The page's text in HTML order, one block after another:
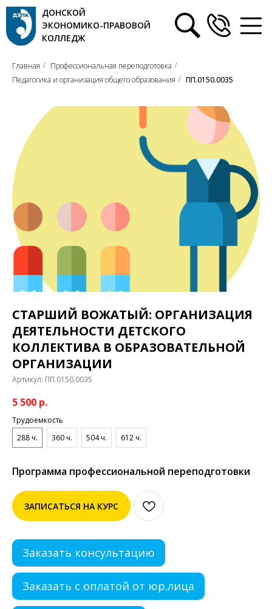
ДОНСКОЙ
ЭКОНОМИКО-ПРАВОВОЙ
КОЛЛЕДЖ
Главная / Профессиональная переподготовка /
Педагогика и организация общего образования / ПП.0150.0035
СТАРШИЙ ВОЖАТЫЙ: ОРГАНИЗАЦИЯ
ДЕЯТЕЛЬНОСТИ ДЕТСКОГО
КОЛЛЕКТИВА В ОБРАЗОВАТЕЛЬНОЙ
ОРГАНИЗАЦИИ
Артикул: ПП.0150.0035
5 500 р.
Трудоемкость
288 ч.
360 ч. 504 ч. 612 ч.
Программа профессиональной переподготовки
ЗАПИСАТЬСЯ НА КУРС
Заказать консультацию
Заказать с оплатой от юр.лица